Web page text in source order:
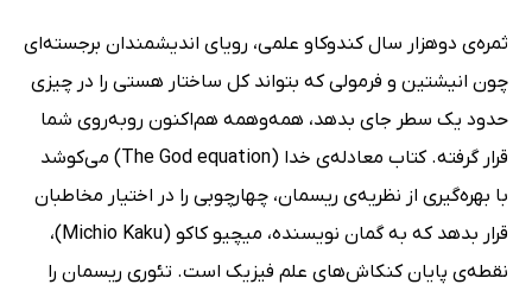
ثمره‌ی دوهزار سال کندوکاو علمی، رویای اندیشمندان برجسته‌ای
چون انیشتین و فرمولی که بتواند کل ساختار هستی را در چیزی
حدود یک سطر جای بدهد، همه‌و‌همه هم‌اکنون روبه‌روی شما
قرار گرفته. کتاب معادله‌ی خدا (The God equation) می‌کوشد
با بهره‌گیری از نظریه‌ی ریسمان، چهارچوبی را در اختیار مخاطبان
قرار بدهد که به گمان نویسنده، میچیو کاکو (Michio Kaku)،
نقطه‌ی پایان کنکاش‌های علم فیزیک است. تئوری ریسمان را